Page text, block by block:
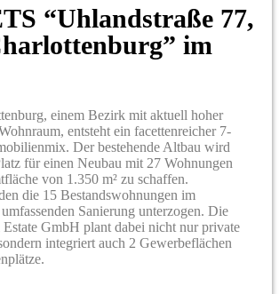
“Uhlandstraße 77,
im
einem Bezirk mit aktuell hoher
entsteht ein facettenreicher 7-
Der bestehende Altbau wird
für einen Neubau mit 27 Wohnungen
von 1.350 m² zu schaffen.
die 15 Bestandswohnungen im
Sanierung unterzogen. Die
GmbH plant dabei nicht nur private
integriert auch 2 Gewerbeflächen